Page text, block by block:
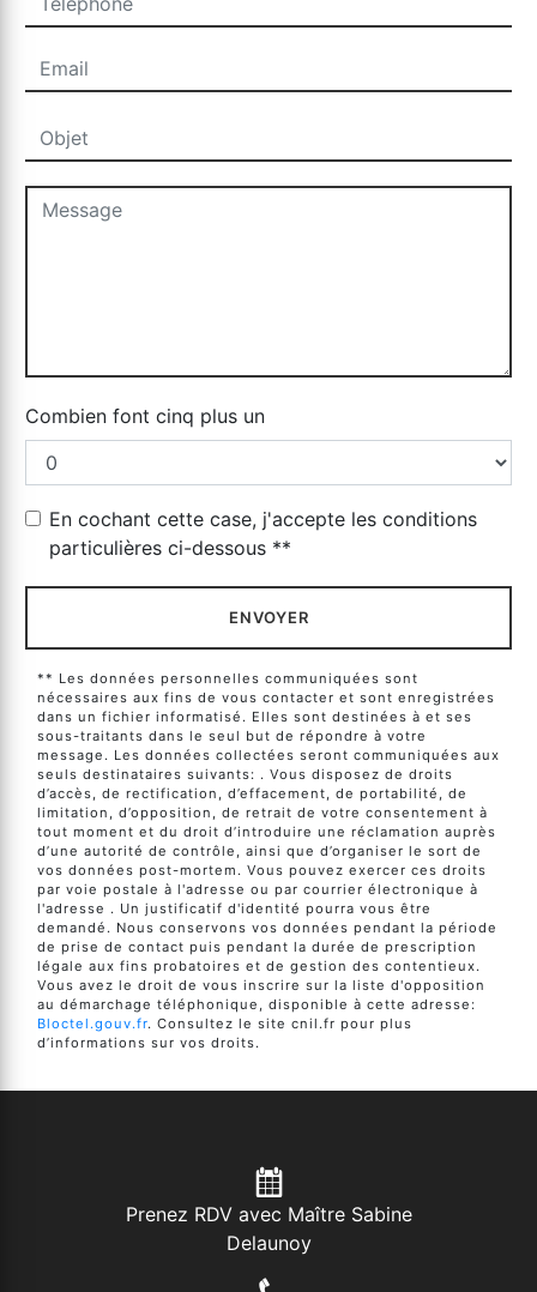
Combien font cinq plus un
En cochant cette case, j'accepte les conditions
particulières ci-dessous **
ENVOYER
** Les données personnelles communiquées sont
nécessaires aux fins de vous contacter et sont enregistrées
dans un fichier informatisé. Elles sont destinées à et ses
sous-traitants dans le seul but de répondre à votre
message. Les données collectées seront communiquées aux
seuls destinataires suivants: . Vous disposez de droits
d’accès, de rectification, d’effacement, de portabilité, de
limitation, d’opposition, de retrait de votre consentement à
tout moment et du droit d’introduire une réclamation auprès
d’une autorité de contrôle, ainsi que d’organiser le sort de
vos données post-mortem. Vous pouvez exercer ces droits
par voie postale à l'adresse ou par courrier électronique à
l'adresse . Un justificatif d'identité pourra vous être
demandé. Nous conservons vos données pendant la période
de prise de contact puis pendant la durée de prescription
légale aux fins probatoires et de gestion des contentieux.
Vous avez le droit de vous inscrire sur la liste d'opposition
au démarchage téléphonique, disponible à cette adresse:
Bloctel.gouv.fr. Consultez le site cnil.fr pour plus
d’informations sur vos droits.
Prenez RDV avec Maître Sabine
Delaunoy